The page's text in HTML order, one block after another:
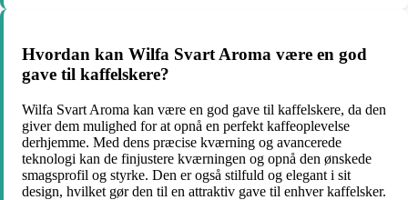
Hvordan kan Wilfa Svart Aroma være en god
gave til kaffelskere?
Wilfa Svart Aroma kan være en god gave til kaffelskere, da den
giver dem mulighed for at opnå en perfekt kaffeoplevelse
derhjemme. Med dens præcise kværning og avancerede
teknologi kan de finjustere kværningen og opnå den ønskede
smagsprofil og styrke. Den er også stilfuld og elegant i sit
design, hvilket gør den til en attraktiv gave til enhver kaffelsker.